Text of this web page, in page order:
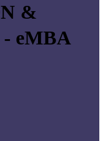
&
eMBA